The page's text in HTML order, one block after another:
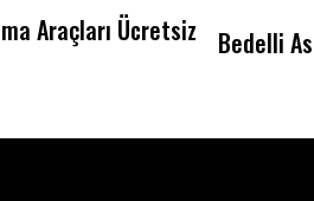
Araçları Ücretsiz
Bedelli